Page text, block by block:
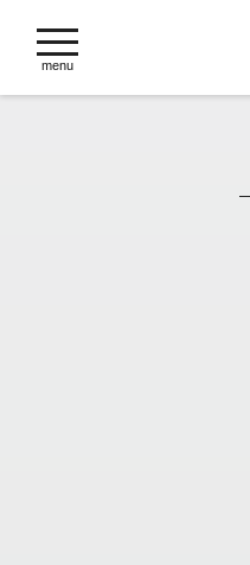
toggle
navigation
menu